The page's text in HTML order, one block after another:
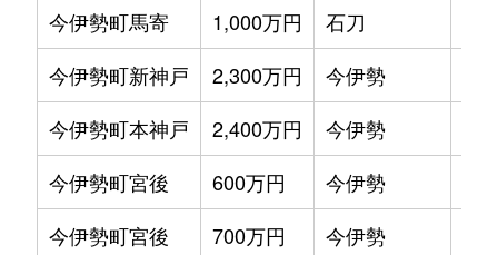
今伊勢町馬寄
1,000万円 石刀
今伊勢町新神戸
2,300万円 今伊勢
今伊勢町本神戸
2,400万円 今伊勢
今伊勢町宮後
600万円 今伊勢
今伊勢町宮後
700万円 今伊勢